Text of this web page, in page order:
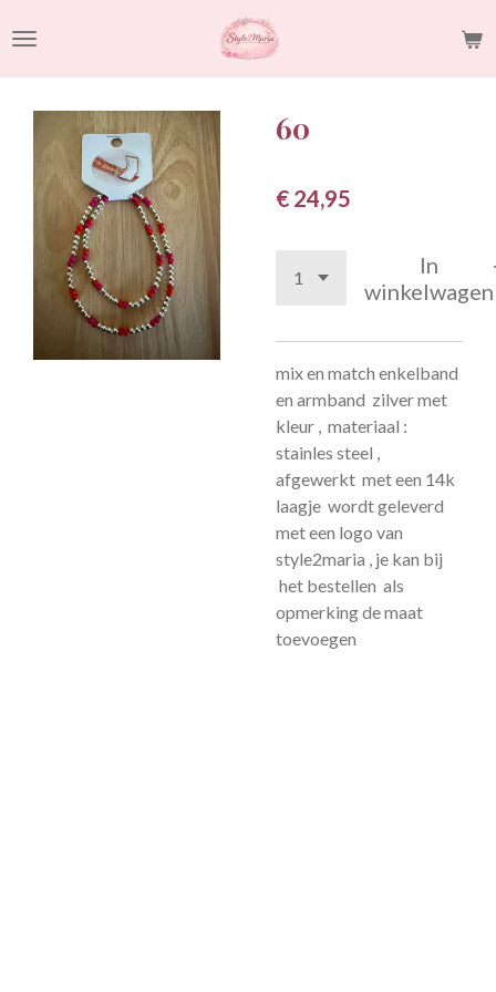
direct
naar
hoofdinhoud
60
€ 24,95
In
winkelwagen
mix en match enkelband
en armband zilver met
kleur , materiaal :
stainles steel ,
afgewerkt met een 14k
laagje wordt geleverd
met een logo van
style2maria , je kan bij
het bestellen als
opmerking de maat
toevoegen